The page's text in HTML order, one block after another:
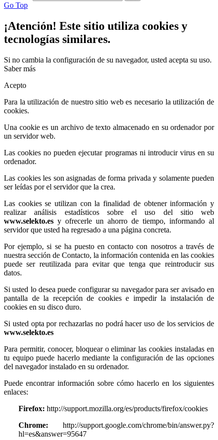
Go Top
¡Atención! Este sitio utiliza cookies y
tecnologías similares.
Si no cambia la configuración de su navegador, usted acepta su uso.
Saber más
Acepto
Para la utilización de nuestro sitio web es necesario la utilización de
cookies.
Una cookie es un archivo de texto almacenado en su ordenador por
un servidor web.
Las cookies no pueden ejecutar programas ni introducir virus en su
ordenador.
Las cookies les son asignadas de forma privada y solamente pueden
ser leídas por el servidor que la crea.
Las cookies se utilizan con la finalidad de obtener información y
realizar análisis estadísticos sobre el uso del sitio web
www.selekto.es y ofrecerle un ahorro de tiempo, informando al
servidor que usted ha regresado a una página concreta.
Por ejemplo, si se ha puesto en contacto con nosotros a través de
nuestra sección de Contacto, la información contenida en las cookies
puede ser reutilizada para evitar que tenga que reintroducir sus
datos.
Si usted lo desea puede configurar su navegador para ser avisado en
pantalla de la recepción de cookies e impedir la instalación de
cookies en su disco duro.
Si usted opta por rechazarlas no podrá hacer uso de los servicios de
www.selekto.es
Para permitir, conocer, bloquear o eliminar las cookies instaladas en
tu equipo puede hacerlo mediante la configuración de las opciones
del navegador instalado en su ordenador.
Puede encontrar información sobre cómo hacerlo en los siguientes
enlaces:
Firefox: http://support.mozilla.org/es/products/firefox/cookies
Chrome: http://support.google.com/chrome/bin/answer.py?
hl=es&answer=95647